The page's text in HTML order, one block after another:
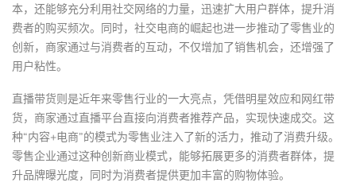
本，还能够充分利用社交网络的力量，迅速扩大用户群体，提升消
费者的购买频次。同时，社交电商的崛起也进一步推动了零售业的
创新，商家通过与消费者的互动，不仅增加了销售机会，还增强了
用户粘性。
直播带货则是近年来零售行业的一大亮点，凭借明星效应和网红带
货，商家通过直播平台直接向消费者推荐产品，实现快速成交。这
种“内容+电商”的模式为零售业注入了新的活力，推动了消费升级。
零售企业通过这种创新商业模式，能够拓展更多的消费者群体，提
升品牌曝光度，同时为消费者提供更加丰富的购物体验。